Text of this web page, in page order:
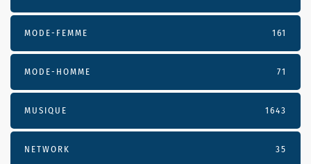
MODE-FEMME 161
MODE-HOMME 71
MUSIQUE 1643
NETWORK 35